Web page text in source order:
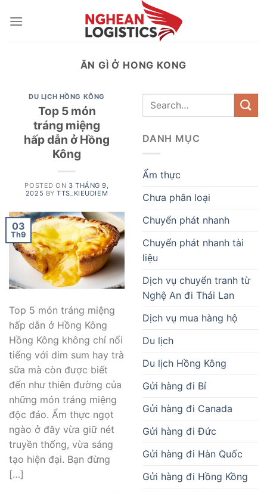
ĂN GÌ Ở HONG KONG
DU LỊCH HỒNG KÔNG
Top 5 món
tráng miệng
hấp dẫn ở Hồng
Kông
POSTED ON 3 THÁNG 9,
2025 BYTTS_KIEUDIEM
03
Th9
Top 5 món tráng miệng
hấp dẫn ở Hồng Kông
Hồng Kông không chỉ nổi
tiếng với dim sum hay trà
sữa mà còn được biết
đến như thiên đường của
những món tráng miệng
độc đáo. Ẩm thực ngọt
ngào ở đây vừa giữ nét
truyền thống, vừa sáng
tạo hiện đại. Bạn đừng
[…]
DANH MỤC
Ẩm thực
Chưa phân loại
Chuyển phát nhanh
Chuyển phát nhanh tài
liệu
Dịch vụ chuyển tranh từ
Nghệ An đi Thái Lan
Dịch vụ mua hàng hộ
Du lịch
Du lịch Hồng Kông
Gửi hàng đi Bỉ
Gửi hàng đi Canada
Gửi hàng đi Đức
Gửi hàng đi Hàn Quốc
Gửi hàng đi Hồng Kồng